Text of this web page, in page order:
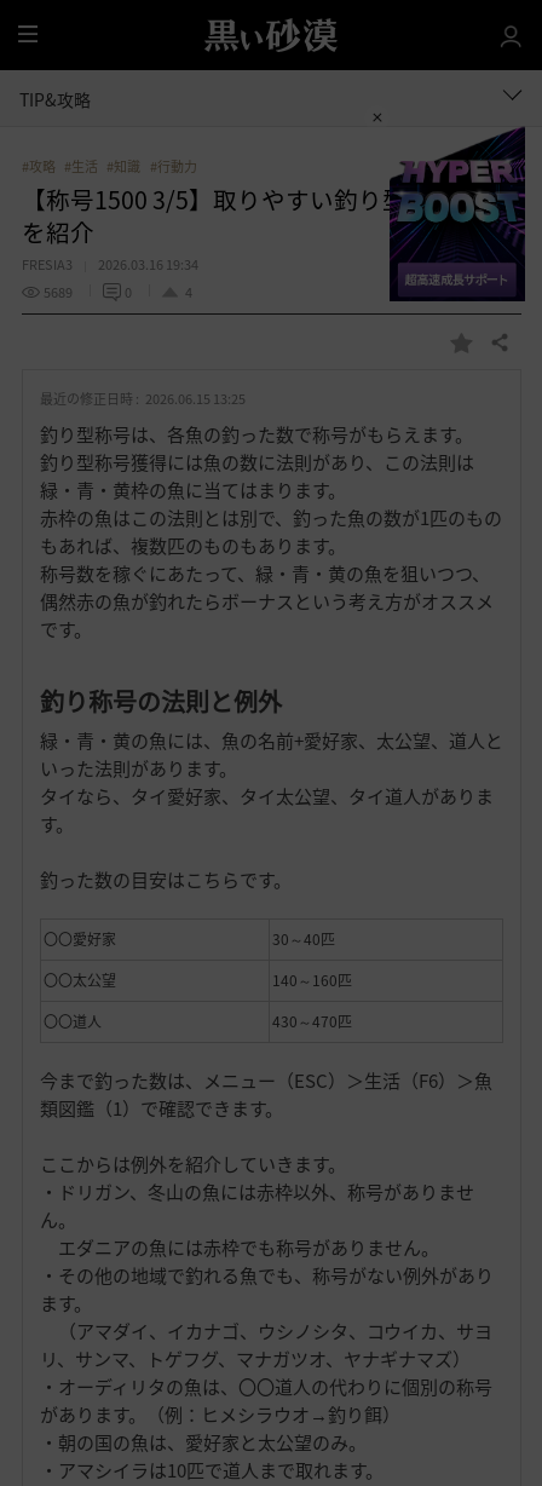
全
体
TIP&攻略
#攻略 #生活 #知識 #行動力
【称号1500 3/5】取りやすい釣り型称号426個
を紹介
FRESIA3
2026.03.16 19:34
5689
0 4
お
入
り
共有する
最近の修正日時 : 2026.06.15 13:25
釣り型称号は、各魚の釣った数で称号がもらえます。
釣り型称号獲得には魚の数に法則があり、この法則は
緑・青・黄枠の魚に当てはまります。
赤枠の魚はこの法則とは別で、釣った魚の数が1匹のもの
もあれば、複数匹のものもあります。
称号数を稼ぐにあたって、緑・青・黄の魚を狙いつつ、
偶然赤の魚が釣れたらボーナスという考え方がオススメ
です。
釣り称号の法則と例外
緑・青・黄の魚には、魚の名前+愛好家、太公望、道人と
いった法則があります。
タイなら、タイ愛好家、タイ太公望、タイ道人がありま
す。
釣った数の目安はこちらです。
〇〇愛好家
30～40匹
〇〇太公望
140～160匹
〇〇道人
430～470匹
今まで釣った数は、メニュー（ESC）＞生活（F6）＞魚
類図鑑（1）で確認できます。
ここからは例外を紹介していきます。
・ドリガン、冬山の魚には赤枠以外、称号がありませ
ん。
エダニアの魚には赤枠でも称号がありません。
・その他の地域で釣れる魚でも、称号がない例外があり
ます。
（アマダイ、イカナゴ、ウシノシタ、コウイカ、サヨ
リ、サンマ、トゲフグ、マナガツオ、ヤナギナマズ）
・オーディリタの魚は、〇〇道人の代わりに個別の称号
があります。（例：ヒメシラウオ→釣り餌）
・朝の国の魚は、愛好家と太公望のみ。
・アマシイラは10匹で道人まで取れます。